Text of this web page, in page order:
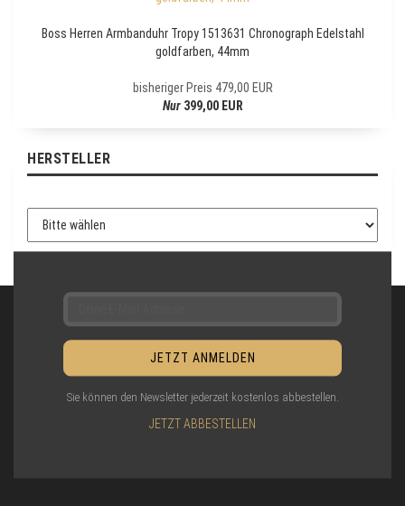
M
U
Boss Herren Armbanduhr Tropy 1513631 Chronograph Edelstahl
goldfarben, 44mm
bisheriger Preis 479,00 EUR
Nur399,00 EUR
HERSTELLER
Sie können den Newsletter jederzeit kostenlos abbestellen.
JETZT ABBESTELLEN